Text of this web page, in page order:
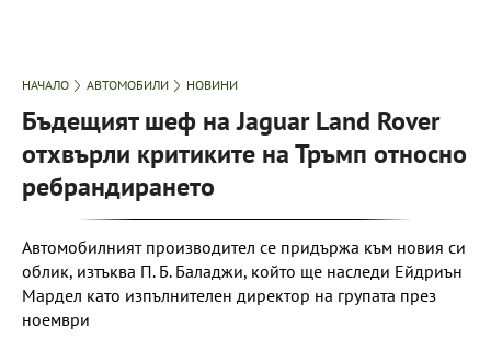
НАЧАЛО АВТОМОБИЛИ НОВИНИ
Бъдещият шеф на Jaguar Land Rover
отхвърли критиките на Тръмп относно
ребрандирането
Автомобилният производител се придържа към новия си
облик, изтъква П. Б. Баладжи, който ще наследи Ейдриън
Мардел като изпълнителен директор на групата през
ноември